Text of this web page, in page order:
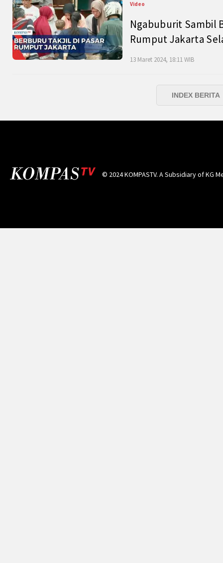
Video
Ngabuburit Sambil
Rumput Jakarta
13 Maret 2024, 18:11 WIB
INDEX BERITA
© 2024 KOMPASTV. A Subsidiary ofKG